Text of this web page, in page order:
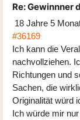
Re:Gewinnner
18 Jahre 5
#36169
Ich kann die
nachvollziehen.
Richtungen und
Sachen, die
Originalität würd
Ich würde mir